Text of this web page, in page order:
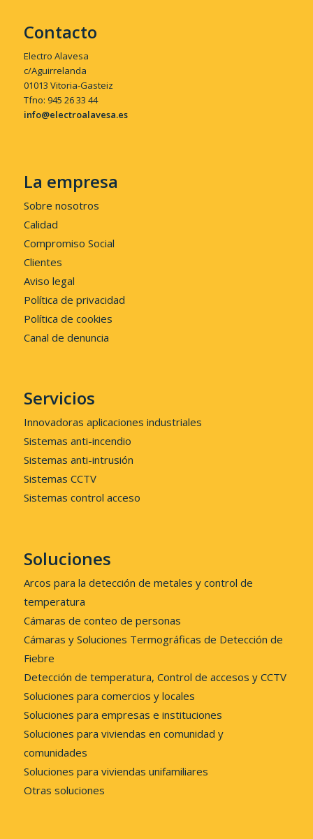
Contacto
Electro Alavesa
c/Aguirrelanda
01013 Vitoria-Gasteiz
Tfno: 945 26 33 44
info@electroalavesa.es
La empresa
Sobre nosotros
Calidad
Compromiso Social
Clientes
Aviso legal
Política de privacidad
Política de cookies
Canal de denuncia
Servicios
Innovadoras aplicaciones industriales
Sistemas anti-incendio
Sistemas anti-intrusión
Sistemas CCTV
Sistemas control acceso
Soluciones
Arcos para la detección de metales y control de
temperatura
Cámaras de conteo de personas
Cámaras y Soluciones Termográficas de Detección de
Fiebre
Detección de temperatura, Control de accesos y CCTV
Soluciones para comercios y locales
Soluciones para empresas e instituciones
Soluciones para viviendas en comunidad y
comunidades
Soluciones para viviendas unifamiliares
Otras soluciones